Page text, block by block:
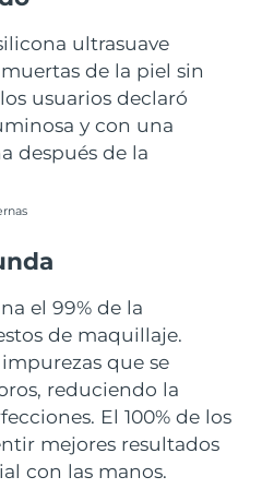
ultrasuave
de la piel sin
usuarios declaró
y con una
después de la
el 99% de la
de maquillaje.
que se
reduciendo la
El 100% de los
mejores resultados
con las manos.
Entrega prevista
Entrega prevista
Entrega prevista
Entrega prevista
Entrega prevista8/11/26